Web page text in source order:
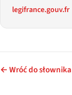
legifrance.gouv.fr
← Wróć do słownika